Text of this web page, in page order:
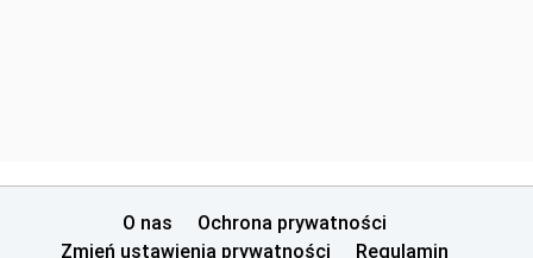
O nas
Ochrona prywatności
Zmień ustawienia prywatności
Regulamin